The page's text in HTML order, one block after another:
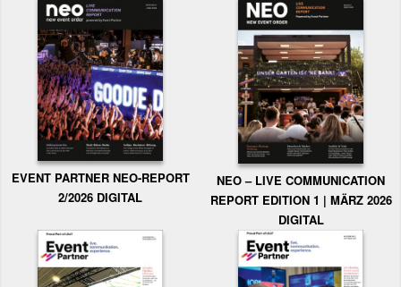
EVENT PARTNER NEO-REPORT
2/2026 DIGITAL
NEO – LIVE COMMUNICATION
REPORT EDITION 1 | MÄRZ 2026
DIGITAL